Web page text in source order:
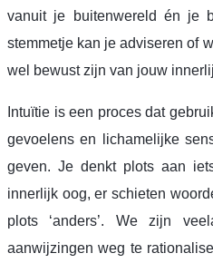
vanuit je buitenwereld én je
stemmetje kan je adviseren of
wel bewust zijn van jouw
Intuïtie is een proces dat
gevoelens en lichamelijke
geven. Je denkt plots aan
innerlijk oog, er schieten
plots ‘anders’. We zijn
aanwijzingen weg te